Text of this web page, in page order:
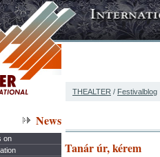
THEALTER / Festivalblog
News
on
Tanár úr, kérem